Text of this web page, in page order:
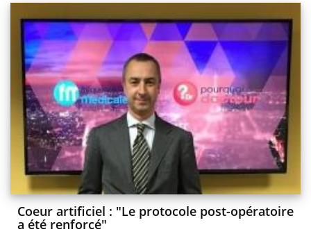
Coeur artificiel : "Le protocole post-opératoire
a été renforcé"